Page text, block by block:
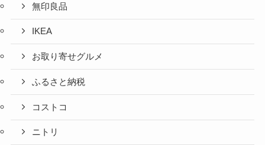
無印良品
IKEA
お取り寄せグルメ
ふるさと納税
コストコ
ニトリ